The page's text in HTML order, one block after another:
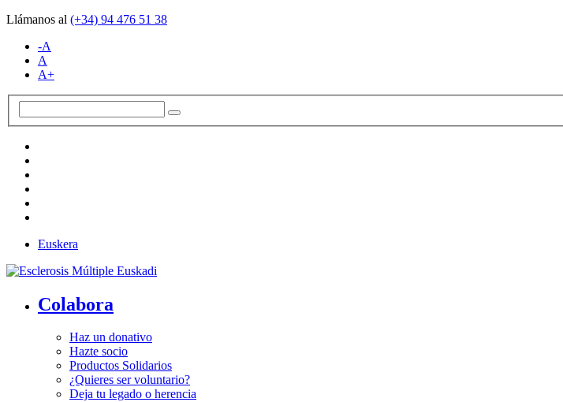
Llámanos al (+34) 94 476 51 38
-A
A
A+
Euskera
Colabora
Haz un donativo
Hazte socio
Productos Solidarios
¿Quieres ser voluntario?
Deja tu legado o herencia